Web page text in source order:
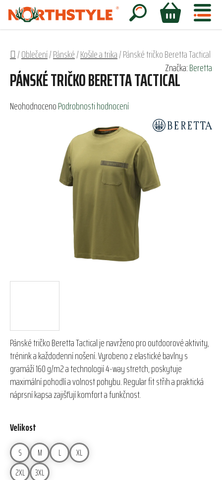
Přejít
obsah
Hledat
NÁKUPNÍ
Domů
/Oblečení/Pánské/Košile a trika/Pánské tričko Beretta Tactical
Pánské tričko Beretta Tactical je navrženo pro outdoorové aktivity,
trénink a každodenní nošení. Vyrobeno z elastické bavlny s
gramáží 160 g/m2 a technologií 4-way stretch, poskytuje
maximální pohodlí a volnost pohybu. Regular fit střih a praktická
náprsní kapsa zajišťují komfort a funkčnost.
Velikost
S M L
XL
2XL
3XL
PÁNSKÉ TRIČKO BERETTA TACTICAL
Průměrné
NeohodnocenoPodrobnosti hodnocení
Značka:Beretta